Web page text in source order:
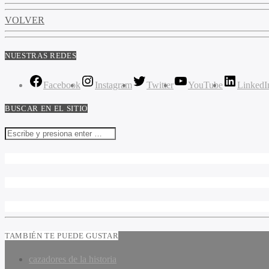
VOLVER
NUESTRAS REDES
Facebook Instagram Twitter YouTube
BUSCAR EN EL SITIO
TAMBIÉN TE PUEDE GUSTAR
cazadores de la historia